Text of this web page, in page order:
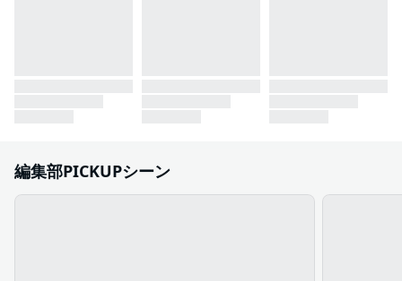
編集部PICKUPシーン